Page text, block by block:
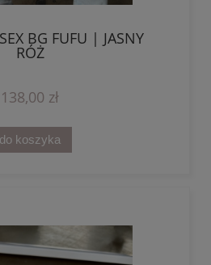
BG FUFU | JASNY
RÓŻ
138,00 zł
do koszyka